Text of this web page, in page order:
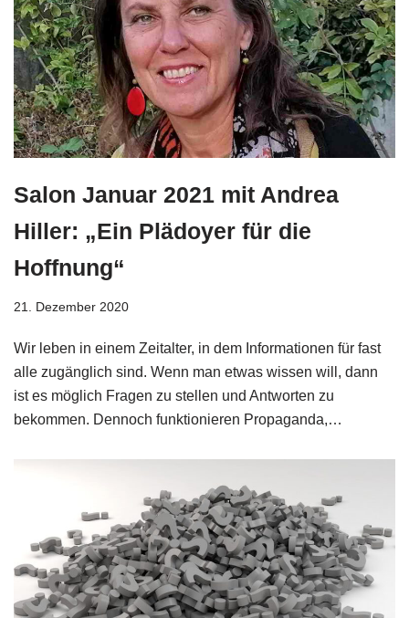
Salon Januar 2021 mit Andrea
Hiller: „Ein Plädoyer für die
Hoffnung“
21. Dezember 2020
Wir leben in einem Zeitalter, in dem Informationen für fast
alle zugänglich sind. Wenn man etwas wissen will, dann
ist es möglich Fragen zu stellen und Antworten zu
bekommen. Dennoch funktionieren Propaganda,…